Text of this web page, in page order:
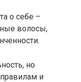
о себе –
волосы,
но
и